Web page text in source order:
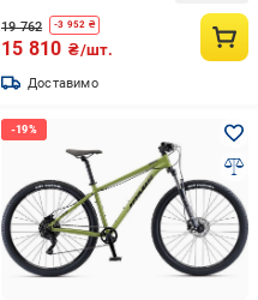
19 762 -3 952 ₴
15 810 ₴/шт.
Доставимо